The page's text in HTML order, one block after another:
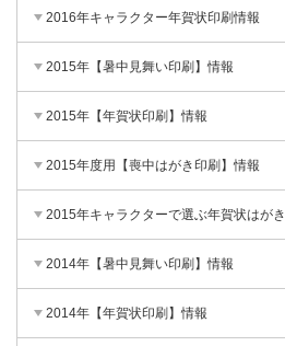
2016年キャラクター年賀状印刷情報
2015年【暑中見舞い印刷】情報
2015年【年賀状印刷】情報
2015年度用【喪中はがき印刷】情報
2015年キャラクターで選ぶ年賀状はがき
2014年【暑中見舞い印刷】情報
2014年【年賀状印刷】情報